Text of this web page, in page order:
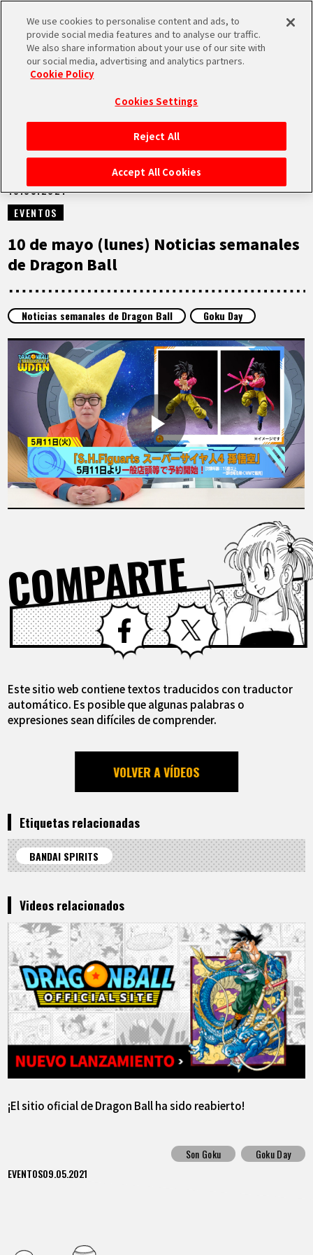
MEN
INICIO
NOTICIAS
LO MÁS DESTACADO
VÍDEOS
ARTÍCULOS
ACERCA DE
LANGUAGE
JP
EN FR DE ES
VÍDEOS
10.05.2021
EVENTOS
10 de mayo (lunes) Noticias semanales
de Dragon Ball
Noticias semanales de Dragon Ball Goku Day
COMPARTE
Facebook X
Este sitio web contiene textos traducidos con traductor
automático. Es posible que algunas palabras o
expresiones sean difíciles de comprender.
VOLVER A VÍDEOS
Etiquetas relacionadas
BANDAI SPIRITS
Videos relacionados
¡El sitio oficial de Dragon Ball ha sido reabierto!
Son Goku
Goku Day
EVENTOS09.05.2021
We use cookies to personalise content and ads, to
provide social media features and to analyse our traffic.
We also share information about your use of our site with
our social media, advertising and analytics partners.
Cookie Policy
Cookies Settings
Reject All
Accept All Cookies